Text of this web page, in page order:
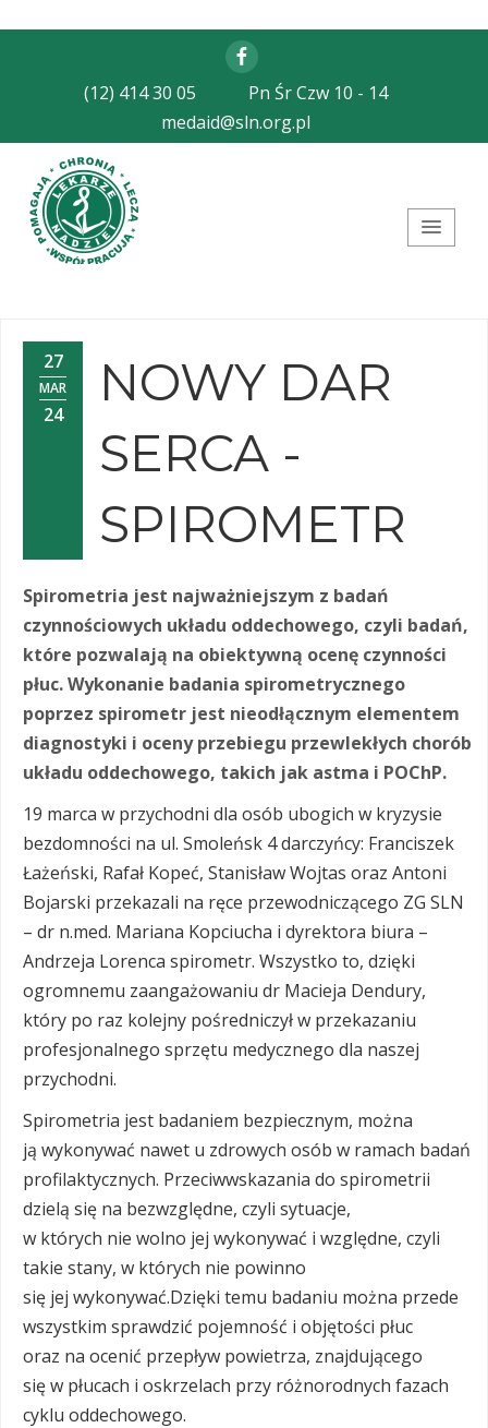
Facebook
(12) 414 30 05
Pn Śr Czw 10 - 14
medaid@sln.org.pl
27
MAR
24
NOWY DAR
SERCA -
SPIROMETR
Spirometria jest najważniejszym z badań
czynnościowych układu oddechowego, czyli badań,
które pozwalają na obiektywną ocenę czynności
płuc. Wykonanie badania spirometrycznego
poprzez spirometr jest nieodłącznym elementem
diagnostyki i oceny przebiegu przewlekłych chorób
układu oddechowego, takich jak astma i POChP.
19 marca w przychodni dla osób ubogich w kryzysie
bezdomności na ul. Smoleńsk 4 darczyńcy: Franciszek
Łażeński, Rafał Kopeć, Stanisław Wojtas oraz Antoni
Bojarski przekazali na ręce przewodniczącego ZG SLN
– dr n.med. Mariana Kopciucha i dyrektora biura –
Andrzeja Lorenca spirometr. Wszystko to, dzięki
ogromnemu zaangażowaniu dr Macieja Dendury,
który po raz kolejny pośredniczył w przekazaniu
profesjonalnego sprzętu medycznego dla naszej
przychodni.
Spirometria jest badaniem bezpiecznym, można
ją wykonywać nawet u zdrowych osób w ramach badań
profilaktycznych. Przeciwwskazania do spirometrii
dzielą się na bezwzględne, czyli sytuacje,
w których nie wolno jej wykonywać i względne, czyli
takie stany, w których nie powinno
się jej wykonywać.Dzięki temu badaniu można przede
wszystkim sprawdzić pojemność i objętości płuc
oraz na ocenić przepływ powietrza, znajdującego
się w płucach i oskrzelach przy różnorodnych fazach
cyklu oddechowego.